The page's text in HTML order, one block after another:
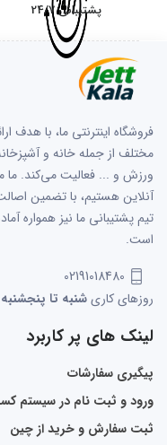
پشتیبانی 24/7
فروشگاه اینترنتی ما، با هدف
مختلف از جمله خانه و
ورزش و ... فعالیت می‌کند. ما
آنلاین هستیم، با تضمین
تیم پشتیبانی ما نیز همواره
است.
02191018480
روزهای کاریشنبه تا پنجشنبه
لینک های پر کاربرد
پیگیری سفارشات
ورود و ثبت نام در سیستم
ثبت سفارش و خرید از چین